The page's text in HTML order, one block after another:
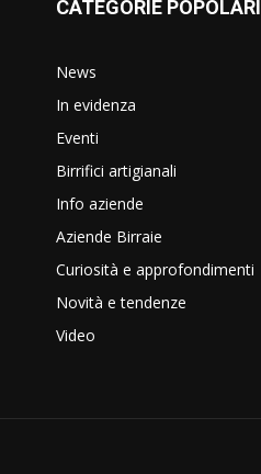
CATEGORIE POPOLARI
News
In evidenza
Eventi
Birrifici artigianali
Info aziende
Aziende Birraie
Curiosità e approfondimenti
Novità e tendenze
Video